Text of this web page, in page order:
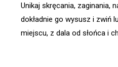
Unikaj skręcania, zaginania,
dokładnie go wysusz i zwiń
miejscu, z dala od słońca i